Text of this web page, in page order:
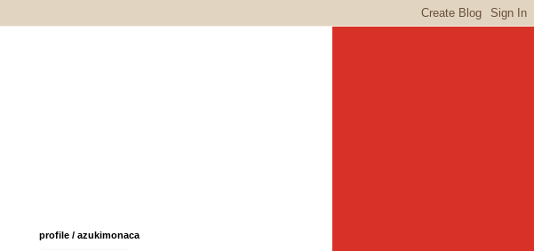
profile / azukimonaca